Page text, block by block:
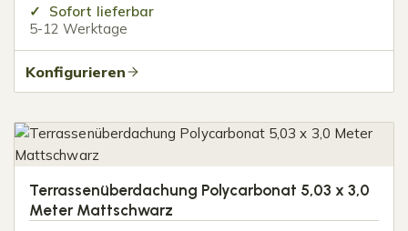
Sofort lieferbar
5-12 Werktage
Konfigurieren
Terrassenüberdachung Polycarbonat 5,03 x 3,0
Meter Mattschwarz